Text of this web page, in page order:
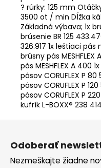
? rúrky: 125 mm
3500 ot / min Dĺžka
Základná výbava; 1x
brúsenie BR 125
326.917 1x leštiaci pás
brúsny pás MESHFLEX
pás MESHFLEX A 400
pásov CORUFLEX P
pásov CORUFLEX P
pásov CORUFLEX P
kufrík L-BOXX® 238
Z
Odoberať
Nezmeškajte žiadne